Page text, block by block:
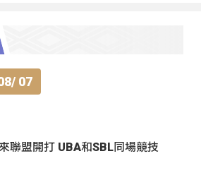
07
聯盟開打 UBA和SBL同場競技